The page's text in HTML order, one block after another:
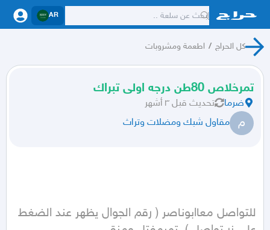
AR
كل الحراج / اطعمة ومشروبات
تمرخلاص 80طن درجه اولى تبراك
ضرما تحديث قبل ٣ أشهر
م مقاول شبك ومضلات وتراث